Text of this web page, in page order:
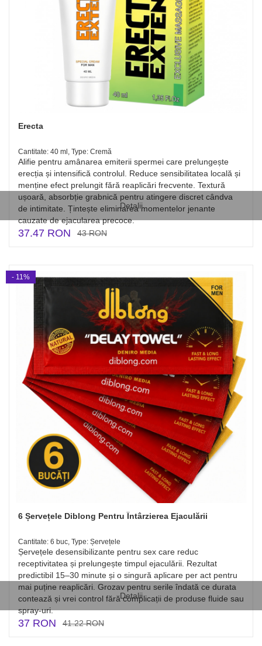
Detalii
Erecta
Cantitate: 40 ml, Type: Cremă
Alifie pentru amânarea emiterii spermei care prelungește
erecția și intensifică controlul. Reduce sensibilitatea locală și
menține efect prelungit fără reaplicări frecvente. Textură
ușoară, absorbție grabnică pentru atingere discret cândva
de intimitate. Țintește eliminarea momentelor jenante
cauzate de ejacularea precoce.
37.47 RON 43 RON
Detalii
6 Șervețele Diblong Pentru Întârzierea Ejaculării
Cantitate: 6 buc, Type: Șervețele
Șervețele desensibilizante pentru sex care reduc
receptivitatea și prelungește timpul ejaculării. Rezultat
predictibil 15–30 minute și o singură aplicare per act pentru
mai puține reaplicări. Grozav pentru serile îndată ce durata
contează și vrei control fără complicații de produse fluide sau
spray-uri.
37 RON 41.22 RON
- 11%